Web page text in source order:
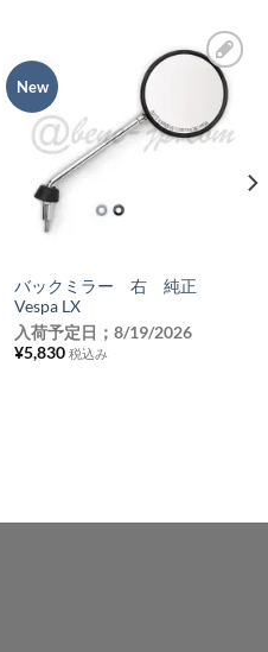
New
気
ス
バックミラー 右 純正
Vespa LX
入荷予定日； 8/19/2026
¥5,830 税込み